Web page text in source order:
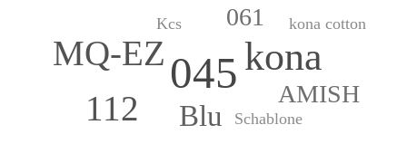
045kona
MQ-EZ
112
Blu
AMISH
061
Kcs
Schablone
kona cotton